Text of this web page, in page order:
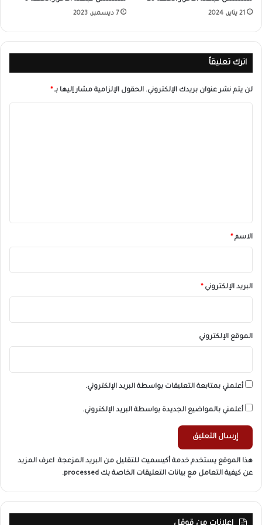
21 يناير، 2024 7 ديسمبر، 2023
اترك تعليقاً
لن يتم نشر عنوان بريدك الإلكتروني. الحقول الإلزامية مشار إليها بـ*
*الاسم *
البريد الإلكتروني *
الموقع الإلكتروني
أعلمني بمتابعة التعليقات بواسطة البريد الإلكتروني.
أعلمني بالمواضيع الجديدة بواسطة البريد الإلكتروني.
هذا الموقع يستخدم خدمة أكيسميت للتقليل من البريد المزعجة. اعرف المزيد
عن كيفية التعامل مع بيانات التعليقات الخاصة بك processed
.